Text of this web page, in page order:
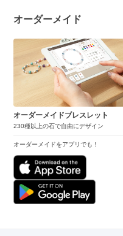
オーダーメイド
オーダーメイドブレスレット
230種以上の石で自由にデザイン
オーダーメイドをアプリでも！